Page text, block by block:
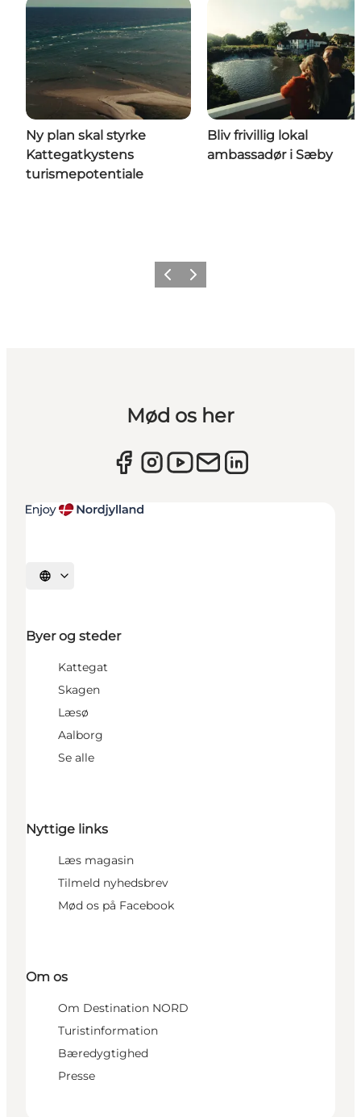
Ny plan skal styrke
Kattegatkystens
turismepotentiale
Bliv frivillig lokal
ambassadør i Sæby
ForrigeNæste
Mød os her
Vælg sprog
Byer og steder
Kattegat
Skagen
Læsø
Aalborg
Se alle
Nyttige links
Læs magasin
Tilmeld nyhedsbrev
Mød os på Facebook
Om os
Om Destination NORD
Turistinformation
Bæredygtighed
Presse